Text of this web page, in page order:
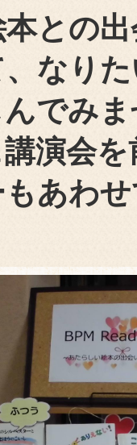
との
なり
でみ
演会
あわ